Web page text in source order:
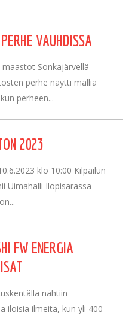
VAUHDISSA
maastot Sonkajärvellä
perhe näytti mallia
perheen...
2023
klo 10:00 Kilpailun
Uimahalli Ilopisarassa
FW ENERGIA
nähtiin
iloisia ilmeitä, kun yli 400